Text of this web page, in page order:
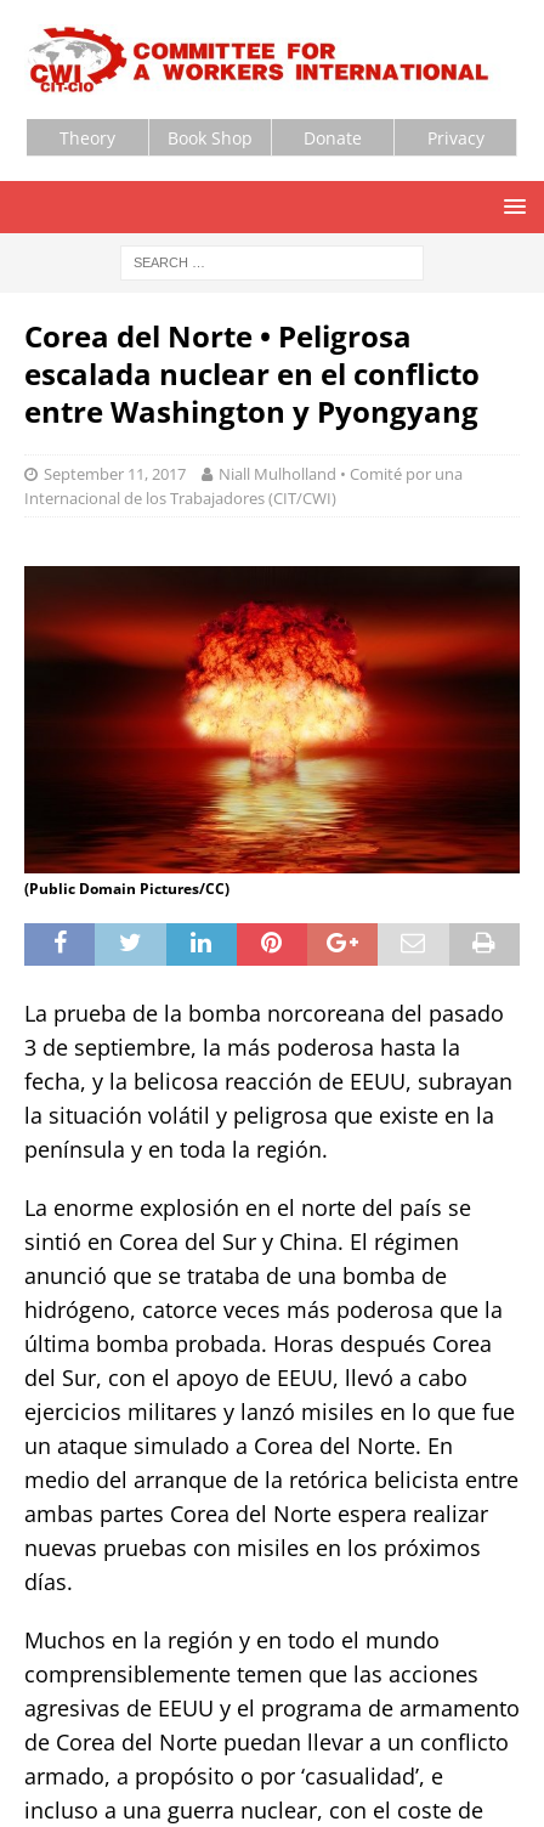
Theory Book Shop Donate Privacy
Corea del Norte • Peligrosa
escalada nuclear en el conflicto
entre Washington y Pyongyang
September 11, 2017
Niall Mulholland • Comité por una
Internacional de los Trabajadores (CIT/CWI)
(Public Domain Pictures/CC)
La prueba de la bomba norcoreana del pasado
3 de septiembre, la más poderosa hasta la
fecha, y la belicosa reacción de EEUU, subrayan
la situación volátil y peligrosa que existe en la
península y en toda la región.
La enorme explosión en el norte del país se
sintió en Corea del Sur y China. El régimen
anunció que se trataba de una bomba de
hidrógeno, catorce veces más poderosa que la
última bomba probada. Horas después Corea
del Sur, con el apoyo de EEUU, llevó a cabo
ejercicios militares y lanzó misiles en lo que fue
un ataque simulado a Corea del Norte. En
medio del arranque de la retórica belicista entre
ambas partes Corea del Norte espera realizar
nuevas pruebas con misiles en los próximos
días.
Muchos en la región y en todo el mundo
comprensiblemente temen que las acciones
agresivas de EEUU y el programa de armamento
de Corea del Norte puedan llevar a un conflicto
armado, a propósito o por ‘casualidad’, e
incluso a una guerra nuclear, con el coste de